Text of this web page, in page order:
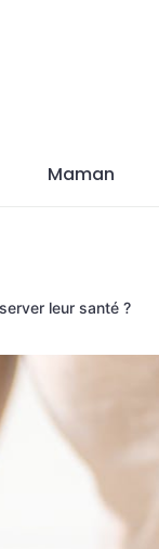
Maman
leur santé ?